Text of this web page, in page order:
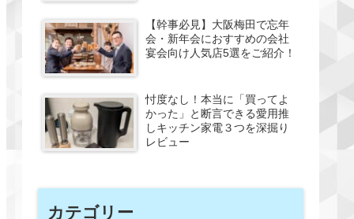
【幹事必見】大阪梅田で忘年
会・新年会におすすめの会社
宴会向け人気店5選をご紹介！
忖度なし！本当に「買ってよ
かった」と断言できる愛用推
しキッチン家電３つを深掘り
レビュー
カテゴリー